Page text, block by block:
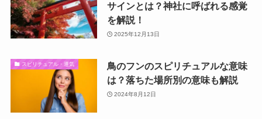
サインとは？神社に呼ばれる感覚
を解説！
2025年12月13日
スピリチュアル・運気
鳥のフンのスピリチュアルな意味
は？落ちた場所別の意味も解説
2024年8月12日